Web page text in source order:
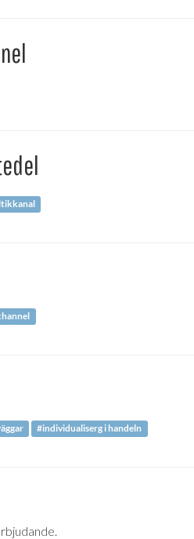
#individualiserg i handeln